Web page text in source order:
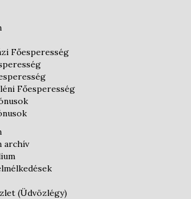
Főesperesség
Főesperesség
archív
(Üdvözlégy)